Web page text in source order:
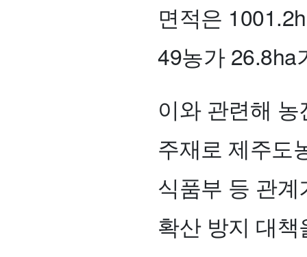
면적은
49농가
이와 관련해
주재로 제주도
식품부 등 관
확산 방지 대